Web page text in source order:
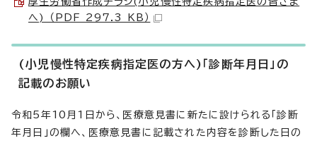
へ) （PDF 297.3 KB）
(小児慢性特定疾病指定医の方へ)「診断年月日」の
記載のお願い
令和5年10月1日から、医療意見書に新たに設けられる「診断
年月日」の欄へ、医療意見書に記載された内容を診断した日の